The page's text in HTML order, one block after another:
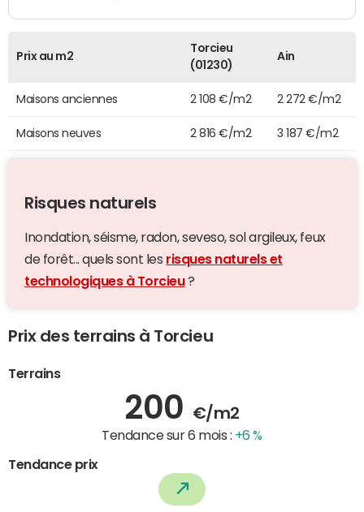
Prix au m2
Torcieu
(01230)
Ain
Maisons anciennes 2 108 €/m2 2 272 €/m2
Maisons neuves 2 816 €/m2 3 187 €/m2
Risques naturels
Inondation, séisme, radon, seveso, sol argileux, feux
de forêt... quels sont les risques naturels et
technologiques à Torcieu?
Prix des terrains à Torcieu
Terrains
200 €/m2
Tendance sur 6 mois : +6 %
Tendance prix